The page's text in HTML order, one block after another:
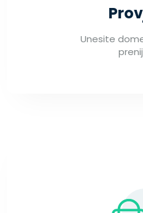
Unesite